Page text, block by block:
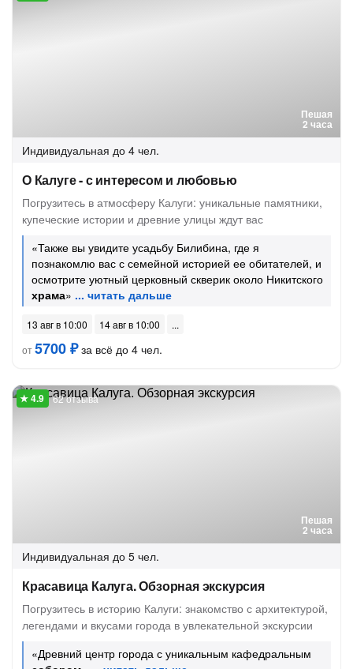
Пешая
2 часа
Индивидуальная до 4 чел.
О Калуге - с интересом и любовью
Погрузитесь в атмосферу Калуги: уникальные памятники,
купеческие истории и древние улицы ждут вас
«Также вы увидите усадьбу Билибина, где я
познакомлю вас с семейной историей ее обитателей, и
осмотрите уютный церковный скверик около Никитского
храма»
13 авг в 10:00
14 авг в 10:00
от5700 ₽за всё до 4 чел.
Пешая
2 часа
62 отзыва
Индивидуальная до 5 чел.
Красавица Калуга. Обзорная экскурсия
Погрузитесь в историю Калуги: знакомство с архитектурой,
легендами и вкусами города в увлекательной экскурсии
«Древний центр города с уникальным кафедральным